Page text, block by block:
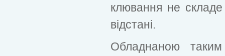
клювання не складе
відстані.
Обладнаною